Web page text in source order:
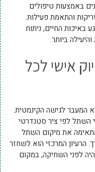
באמצעות טיפולים
והתאמת פעילות.
החיים, ניתוח
ביותר.
אישי לכל
המעבר לגישה הקינמטית.
השתל לפי ציר סטנדרטי
את מיקום השתל
הרעיון המרכזי הוא לשחזר
לפני השחיקה, במקום